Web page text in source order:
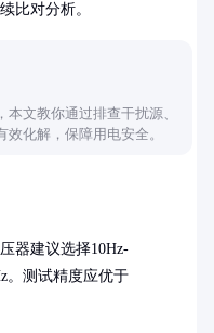
比对分析。
文教你通过排查干扰源、
化解，保障用电安全。
器建议选择10Hz-
。测试精度应优于